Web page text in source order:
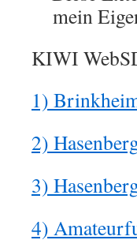
mein
KIWI
1)
2)
3)
4)